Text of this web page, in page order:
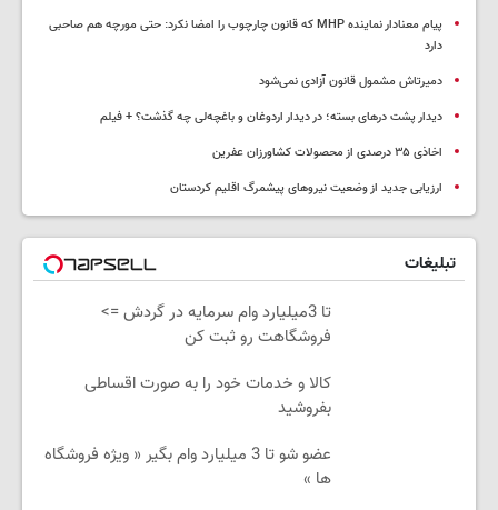
پیام معنادار نماینده MHP که قانون چارچوب را امضا نکرد: حتی مورچه هم صاحبی
دارد
دمیرتاش مشمول قانون آزادی نمی‌شود
دیدار پشت درهای بسته؛ در دیدار اردوغان و باغچه‌لی چه گذشت؟ + فیلم
اخاذی ۳۵ درصدی از محصولات کشاورزان عفرین
ارزیابی جدید از وضعیت نیروهای پیشمرگ اقلیم کردستان
تبلیغات
تا 3میلیارد وام سرمایه در گردش =>
فروشگاهت رو ثبت کن
کالا و خدمات خود را به صورت اقساطی
بفروشید
عضو شو تا 3 میلیارد وام بگیر « ویژه فروشگاه
ها »